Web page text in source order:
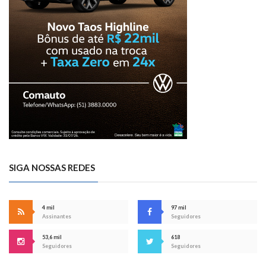
SIGA NOSSAS REDES
4 mil
Assinantes
97 mil
Seguidores
53,6 mil
Seguidores
618
Seguidores